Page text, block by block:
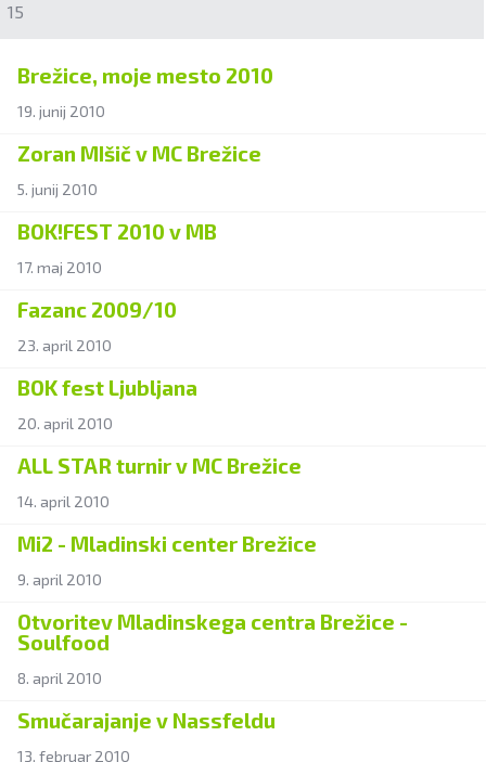
15
Brežice, moje mesto 2010
19. junij 2010
Zoran MIšič v MC Brežice
5. junij 2010
BOK!FEST 2010 v MB
17. maj 2010
Fazanc 2009/10
23. april 2010
BOK fest Ljubljana
20. april 2010
ALL STAR turnir v MC Brežice
14. april 2010
Mi2 - Mladinski center Brežice
9. april 2010
Otvoritev Mladinskega centra Brežice -
Soulfood
8. april 2010
Smučarajanje v Nassfeldu
13. februar 2010